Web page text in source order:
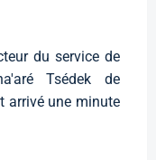
du service de
Tsédek de
arrivé une minute